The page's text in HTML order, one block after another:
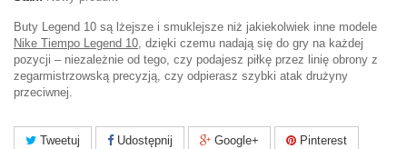
Buty Legend 10 są lżejsze i smuklejsze niż jakiekolwiek inne modele
Nike Tiempo Legend 10, dzięki czemu nadają się do gry na każdej
pozycji – niezależnie od tego, czy podajesz piłkę przez linię obrony z
zegarmistrzowską precyzją, czy odpierasz szybki atak drużyny
przeciwnej.
Tweetuj Udostępnij Google+ Pinterest